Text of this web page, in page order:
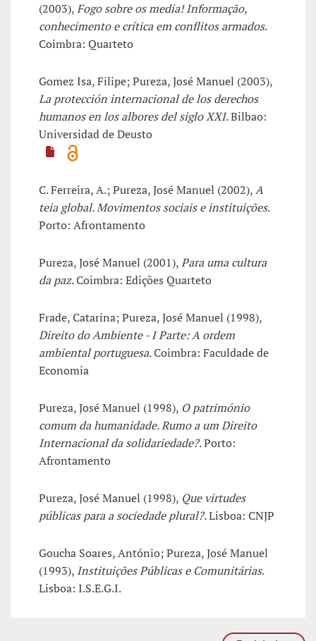
(2003),Fogo sobre os media! Informação,
conhecimento e crítica em conflitos armados.
Coimbra: Quarteto
Gomez Isa, Filipe; Pureza, José Manuel (2003),
La protección internacional de los derechos
humanos en los albores del siglo XXI. Bilbao:
Universidad de Deusto
C. Ferreira, A.; Pureza, José Manuel (2002),A
teia global. Movimentos sociais e instituições.
Porto: Afrontamento
Pureza, José Manuel (2001),Para uma cultura
da paz. Coimbra: Edições Quarteto
Frade, Catarina; Pureza, José Manuel (1998),
Direito do Ambiente - I Parte: A ordem
ambiental portuguesa. Coimbra: Faculdade de
Economia
Pureza, José Manuel (1998), O património
comum da humanidade. Rumo a um Direito
Internacional da solidariedade?. Porto:
Afrontamento
Pureza, José Manuel (1998), Que virtudes
públicas para a sociedade plural?. Lisboa: CNJP
Goucha Soares, António; Pureza, José Manuel
(1993), Instituições Públicas e Comunitárias.
Lisboa: I.S.E.G.I.